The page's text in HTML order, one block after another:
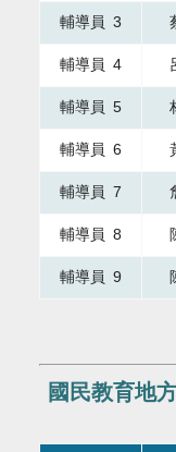
輔導員 3
輔導員 4
輔導員 5
輔導員 6
輔導員 7
輔導員 8
輔導員 9
國民教育地